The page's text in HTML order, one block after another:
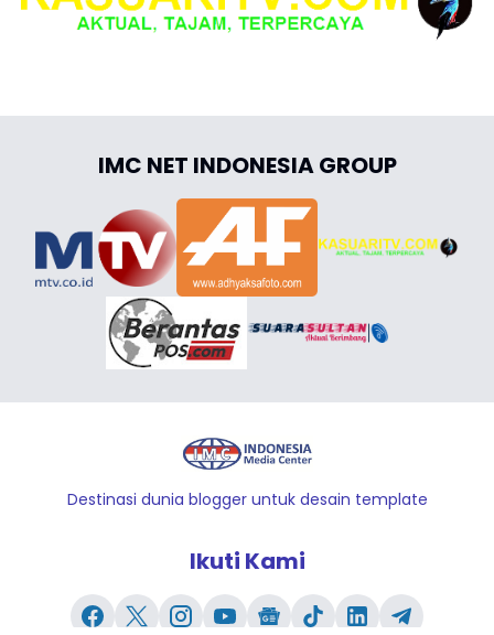
IMC NET INDONESIA GROUP
Destinasi dunia blogger untuk desain template
Ikuti Kami